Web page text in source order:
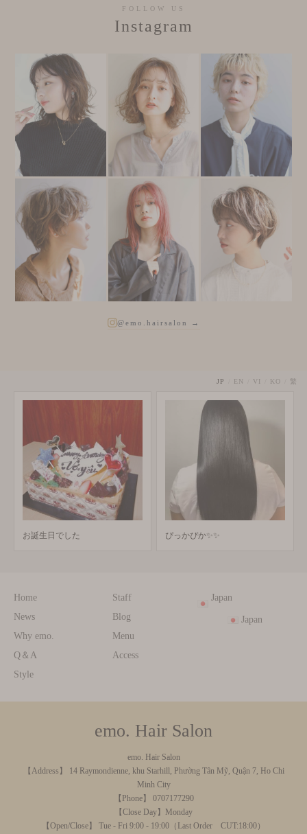
FOLLOW US
Instagram
@emo.hairsalon →
JP EN VI KO 繁
Home
News
Why emo.
Q＆A
Style
Staff
Blog
Menu
Access
Japan
Japan
emo. Hair Salon
emo. Hair Salon
【Address】 14 Raymondienne, khu Starhill, Phường Tân Mỹ, Quận 7, Ho Chi
Minh City
【Phone】 0707177290
【Close Day】Monday
【Open/Close】 Tue - Fri 9:00 - 19:00（Last Order CUT:18:00）